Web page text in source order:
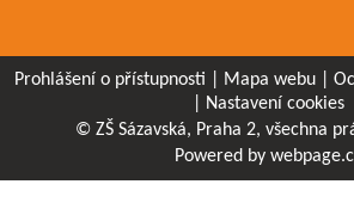
Prohlášení o přístupnosti Mapa webu
Nastavení cookies
© ZŠ Sázavská, Praha 2, všechna
Powered by